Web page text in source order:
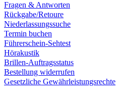
Fragen & Antworten
Rückgabe/Retoure
Niederlassungssuche
Termin buchen
Führerschein-Sehtest
Hörakustik
Brillen-Auftragsstatus
Bestellung widerrufen
Gesetzliche Gewährleistungsrechte